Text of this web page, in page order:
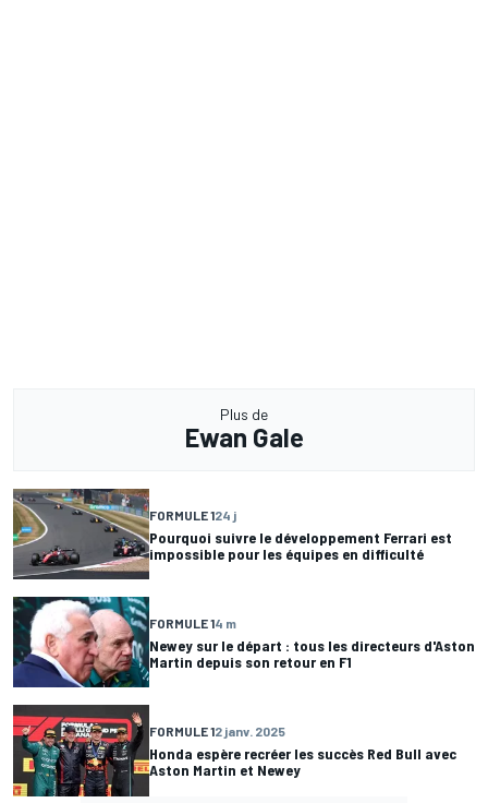
Plus de
Ewan Gale
FORMULE 124 j
Pourquoi suivre le développement Ferrari est
impossible pour les équipes en difficulté
FORMULE 14 m
Newey sur le départ : tous les directeurs d'Aston
Martin depuis son retour en F1
FORMULE 12 janv. 2025
Honda espère recréer les succès Red Bull avec
Aston Martin et Newey